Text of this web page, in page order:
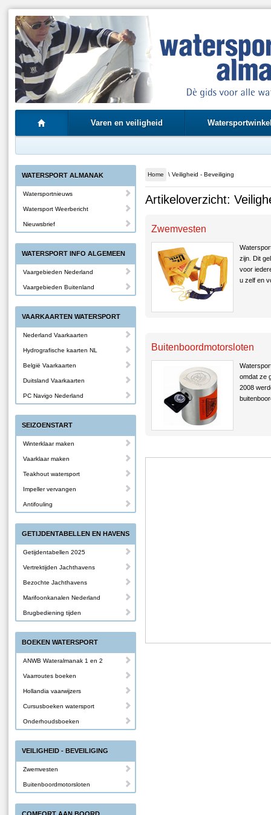
Varen en veiligheid
Home \ Veiligheid - Beveiliging
Artikeloverzicht:
Zwemvesten
zijn. Dit
voor
u zelf en
Buitenboordmotorsloten
omdat ze
2008
WATERSPORT ALMANAK
Watersportnieuws
Watersport Weerbericht
Nieuwsbrief
WATERSPORT INFO ALGEMEEN
Vaargebieden Nederland
Vaargebieden Buitenland
VAARKAARTEN WATERSPORT
Nederland Vaarkaarten
Hydrografische kaarten NL
België Vaarkaarten
Duitsland Vaarkaarten
PC Navigo Nederland
SEIZOENSTART
Winterklaar maken
Vaarklaar maken
Teakhout watersport
Impeller vervangen
Antifouling
GETIJDENTABELLEN EN HAVENS
Getijdentabellen 2025
Vertrektijden Jachthavens
Bezochte Jachthavens
Marifoonkanalen Nederland
Brugbediening tijden
BOEKEN WATERSPORT
ANWB Wateralmanak 1 en 2
Vaarroutes boeken
Hollandia vaarwijzers
Cursusboeken watersport
Onderhoudsboeken
VEILIGHEID - BEVEILIGING
Zwemvesten
Buitenboordmotorsloten